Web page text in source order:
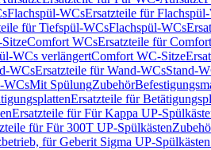
Flachspül-WCsErsatzteile für
für Tiefspül-WCsFlachspül-WCs
Comfort WCsErsatzteile für
WCs verlängertComfort WC-Sitze
WCsErsatzteile für Wand-WCsStand-
WCsMit SpülungZubehör
Ersatzteile für
Ersatzteile für Für Kappa UP-
für Für 300T UP-Spülkästen
für Geberit Sigma UP-